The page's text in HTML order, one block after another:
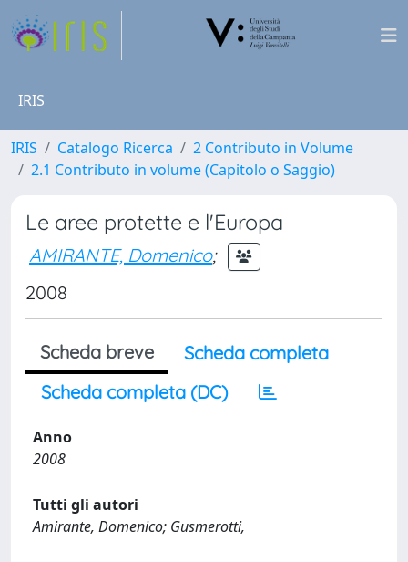
IRIS
IRIS Catalogo Ricerca
2 Contributo in Volume
2.1 Contributo in volume (Capitolo o Saggio)
Le aree protette e l'Europa
AMIRANTE, Domenico;
2008
Scheda breve
Scheda completa
Scheda completa (DC)
Anno
2008
Tutti gli autori
Amirante, Domenico; Gusmerotti,